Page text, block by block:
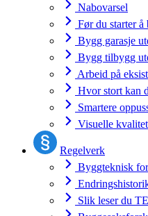
Nabovarsel
Før du starter å
Bygg garasje
Bygg tilbygg
Arbeid på
Hvor stort kan
Smartere
Visuelle
Regelverk
Byggteknisk
Slik leser du